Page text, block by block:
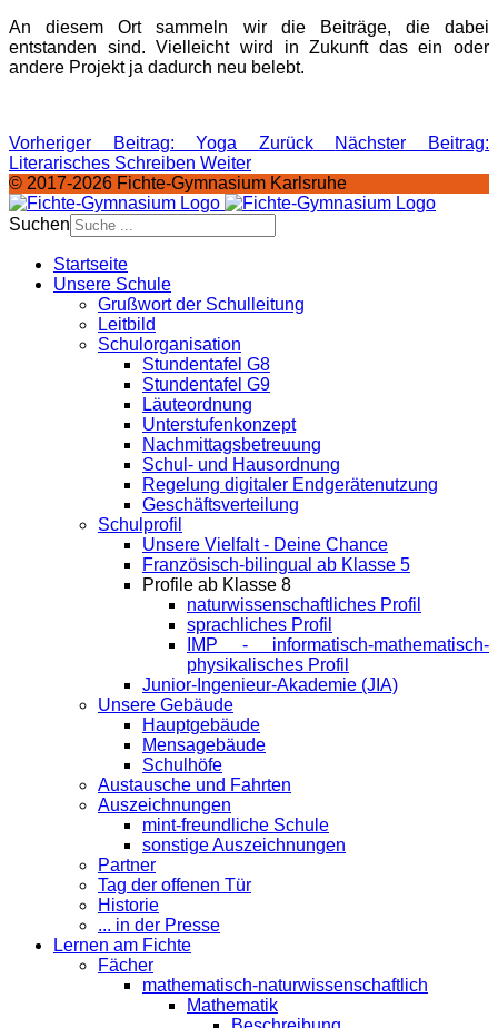
An diesem Ort sammeln wir die Beiträge, die dabei
entstanden sind. Vielleicht wird in Zukunft das ein oder
andere Projekt ja dadurch neu belebt.
Vorheriger Beitrag: Yoga Zurück
Nächster Beitrag:
Literarisches Schreiben Weiter
© 2017-2026 Fichte-Gymnasium Karlsruhe
Suchen
Startseite
Unsere Schule
Grußwort der Schulleitung
Leitbild
Schulorganisation
Stundentafel G8
Stundentafel G9
Läuteordnung
Unterstufenkonzept
Nachmittagsbetreuung
Schul- und Hausordnung
Regelung digitaler Endgeräte­nutzung
Geschäftsverteilung
Schulprofil
Unsere Vielfalt - Deine Chance
Französisch-bilingual ab Klasse 5
Profile ab Klasse 8
naturwissenschaftliches Profil
sprachliches Profil
IMP - informatisch-mathematisch-
physikalisches Profil
Junior-Ingenieur-Akademie (JIA)
Unsere Gebäude
Hauptgebäude
Mensagebäude
Schulhöfe
Austausche und Fahrten
Auszeichnungen
mint-freundliche Schule
sonstige Auszeichnungen
Partner
Tag der offenen Tür
Historie
... in der Presse
Lernen am Fichte
Fächer
mathematisch-naturwissenschaftlich
Mathematik